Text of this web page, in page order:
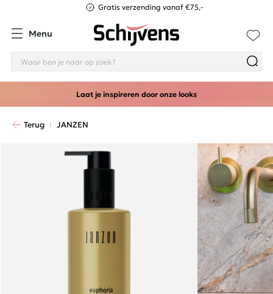
Gratis verzending vanaf €75,-
Menu
Laat je inspireren door onze looks
Terug JANZEN